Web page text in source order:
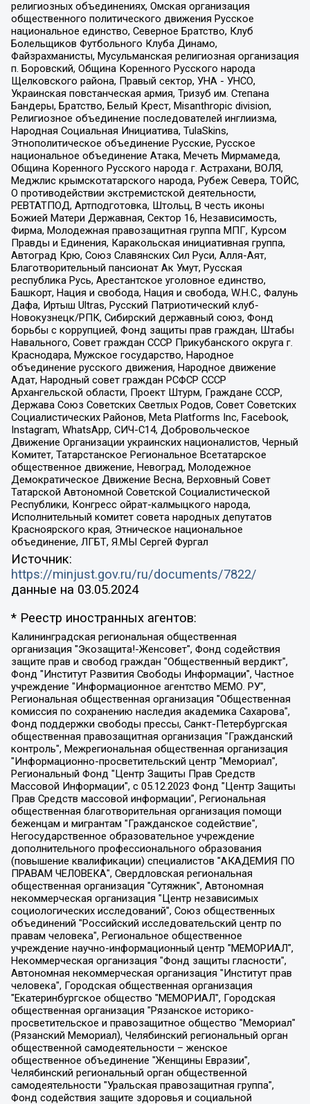
религиозных объединениях, Омская организация
общественного политического движения Русское
национальное единство, Северное Братство, Клуб
Болельщиков Футбольного Клуба Динамо,
Файзрахманисты, Мусульманская религиозная организация
п. Боровский, Община Коренного Русского народа
Щелковского района, Правый сектор, УНА - УНСО,
Украинская повстанческая армия, Тризуб им. Степана
Бандеры, Братство, Белый Крест, Misanthropic division,
Религиозное объединение последователей инглиизма,
Народная Социальная Инициатива, TulaSkins,
Этнополитическое объединение Русские, Русское
национальное объединение Атака, Мечеть Мирмамеда,
Община Коренного Русского народа г. Астрахани, ВОЛЯ,
Меджлис крымскотатарского народа, Рубеж Севера, ТОЙС,
О противодействии экстремистской деятельности,
РЕВТАТПОД, Артподготовка, Штольц, В честь иконы
Божией Матери Державная, Сектор 16, Независимость,
Фирма, Молодежная правозащитная группа МПГ, Курсом
Правды и Единения, Каракольская инициативная группа,
Автоград Крю, Союз Славянских Сил Руси, Алля-Аят,
Благотворительный пансионат Ак Умут, Русская
республика Русь, Арестантское уголовное единство,
Башкорт, Нация и свобода, Нация и свобода, W.H.С., Фалунь
Дафа, Иртыш Ultras, Русский Патриотический клуб-
Новокузнецк/РПК, Сибирский державный союз, Фонд
борьбы с коррупцией, Фонд защиты прав граждан, Штабы
Навального, Совет граждан СССР Прикубанского округа г.
Краснодара, Мужское государство, Народное
объединение русского движения, Народное движение
Адат, Народный совет граждан РСФСР СССР
Архангельской области, Проект Штурм, Граждане СССР,
Держава Союз Советских Светлых Родов, Совет Советских
Социалистических Районов, Meta Platforms Inc, Facebook,
Instagram, WhatsApp, СИЧ-С14, Добровольческое
Движение Организации украинских националистов, Черный
Комитет, Татарстанское Региональное Всетатарское
общественное движение, Невоград, Молодежное
Демократическое Движение Весна, Верховный Совет
Татарской Автономной Советской Социалистической
Республики, Конгресс ойрат-калмыцкого народа,
Исполнительный комитет совета народных депутатов
Красноярского края, Этническое национальное
объединение, ЛГБТ, Я.МЫ Сергей Фургал
Источник:
https://minjust.gov.ru/ru/documents/7822/
данные на 03.05.2024
* Реестр иностранных агентов:
Калининградская региональная общественная организация "Экозащита!-Женсовет", Фонд содействия защите прав и свобод граждан "Общественный вердикт", Фонд "Институт Развития Свободы Информации", Частное учреждение "Информационное агентство МЕМО. РУ", Региональная общественная организация "Общественная комиссия по сохранению наследия академика Сахарова", Фонд поддержки свободы прессы, Санкт-Петербургская общественная правозащитная организация "Гражданский контроль", Межрегиональная общественная организация "Информационно-просветительский центр "Мемориал", Региональный Фонд "Центр Защиты Прав Средств Массовой Информации", с 05.12.2023 Фонд "Центр Защиты Прав Средств массовой информации", Региональная общественная благотворительная организация помощи беженцам и мигрантам "Гражданское содействие", Негосударственное образовательное учреждение дополнительного профессионального образования (повышение квалификации) специалистов "АКАДЕМИЯ ПО ПРАВАМ ЧЕЛОВЕКА", Свердловская региональная общественная организация "Сутяжник", Автономная некоммерческая организация "Центр независимых социологических исследований", Союз общественных объединений "Российский исследовательский центр по правам человека", Региональное общественное учреждение научно-информационный центр "МЕМОРИАЛ", Некоммерческая организация "Фонд защиты гласности", Автономная некоммерческая организация "Институт прав человека", Городская общественная организация "Екатеринбургское общество "МЕМОРИАЛ", Городская общественная организация "Рязанское историко-просветительское и правозащитное общество "Мемориал" (Рязанский Мемориал), Челябинский региональный орган общественной самодеятельности – женское общественное объединение "Женщины Евразии", Челябинский региональный орган общественной самодеятельности "Уральская правозащитная группа", Фонд содействия защите здоровья и социальной справедливости имени Андрея Рылькова, Автономная Некоммерческая Организация "Аналитический Центр Юрия Левады", Автономная некоммерческая организация социальной поддержки населения "Проект Апрель", Региональная общественная организация помощи женщинам и детям, находящимся в кризисной ситуации "Информационно-методический центр "Анна", Фонд содействия развитию массовых коммуникаций и правовому просвещению "Так-так-Так", Фонд содействия устойчивому развитию "Серебряная тайга", Свердловский региональный общественный фонд социальных проектов "Новое время", "Idel.Реалии", Кавказ.Реалии, Крым.Реалии, Телеканал Настоящее Время, Татаро-башкирская служба Радио Свобода (Azatliq Radiosi), Радио Свободная Европа/Радио Свобода (PCE/PC), "Сибирь.Реалии", "Фактограф", Благотворительный фонд помощи осужденным и их семьям, Автономная некоммерческая организация "Институт глобализации и социальных движений", Фонд "В защиту прав заключенных", Частное учреждение "Центр поддержки и содействия развитию средств массовой информации", Пензенский региональный общественный благотворительный фонд "Гражданский союз", "Север.Реалии", Некоммерческая организация Фонд "Правовая инициатива", Общество с ограниченной ответственностью "Радио Свободная Европа/Радио Свобода", Чешское информационное агентство "MEDIUM-ORIENT", Красноярская региональная общественная организация "Мы против СПИДа", Камалягин Денис Николаевич, Маркелов Сергей Евгеньевич, Пономарев Лев Александрович, Савицкая Людмила Алексеевна, Автономная некоммерческая организация "Центр по работе с проблемой насилия "НАСИЛИЮ.НЕТ", Межрегиональный профессиональный союз работников здравоохранения "Альянс врачей", Юридическое лицо, зарегистрированное в Латвийской Республике, SIA "Medusa Project" (регистрационный номер 40103797863, дата регистрации 10.06.2014), Некоммерческая организация "Фонд по борьбе с коррупцией", Автономная некоммерческая организация "Институт права и публичной политики", Баданин Роман Сергеевич, Гликин Максим Александрович, Железнова Мария Михайловна, Лукьянова Юлия Сергеевна, Маетная Елизавета Витальевна, Маняхин Петр Борисович, Чуракова Ольга Владимировна, Ярош Юлия Петровна, Юридическое лицо "The Insider SIA", зарегистрированное в Риге, Латвийская Республика (дата регистрации 26.06.2015), являющееся администратором доменного имени интернет-издания "The Insider SIA", https://theins.ru, Постернак Алексей Евгеньевич, Рубин Михаил Аркадьевич, Анин Роман Александрович, Юридическое лицо Istories fonds, зарегистрированное в Латвийской Республике (регистрационный номер 50008295751, дата регистрации 24.02.2020), Великовский Дмитрий Александрович, Долинина Ирина Николаевна, Мароховская Алеся Алексеевна, Шлейнов Роман Юрьевич, Шмагун Олеся Валентиновна, Общество с ограниченной ответственностью "Альтаир 2021", Общество с ограниченной ответственностью "Вега 2021", Общество с ограниченной ответственностью "Главный редактор 2021", Общество с ограниченной ответственностью "Ромашки монолит", Важенков Артем Валерьевич, Ивановская областная общественная организация "Центр гендерных исследований", Гурман Юрий Альбертович, Медиапроект "ОВД-Инфо", Егоров Владимир Владимирович, Жилинский Владимир Александрович, Общество с ограниченной ответственностью "ЗП", Иванова София Юрьевна, Карезина Инна Павловна, Кильтау Екатерина Викторовна, Петров Алексей Викторович, Пискунов Сергей Евгеньевич, Смирнов Сергей Сергеевич, Тихонов Михаил Сергеевич, Общество с ограниченной ответственностью "ЖУРНАЛИСТ-ИНОСТРАННЫЙ АГЕНТ", Арапова Галина Юрьевна, Вольтская Татьяна Анатольевна, Американская компания "Mason G.E.S. Anonymous Foundation" (США), являющаяся владельцем интернет-издания https://mnews.world/, Компания "Stichting Bellingcat", зарегистрированная в Нидерландах (дата регистрации 11.07.2018), Захаров Андрей Вячеславович, Клепиковская Екатерина Дмитриевна, Общество с ограниченной ответственностью "МЕМО", Перл Роман Александрович, Симонов Евгений Алексеевич, Соловьева Елена Анатольевна, Сотников Даниил Владимирович, Сурначева Елизавета Дмитриевна, Автономная некоммерческая организация по защите прав человека и информированию населения "Якутия – Наше Мнение", Общество с ограниченной ответственностью "Москоу диджитал медиа", с 26.01.2023 Общество с ограниченной ответственностью "Чайка Белые сады", Ветошкина Валерия Валерьевна, Заговора Максим Александрович, Межрегиональное общественное движение "Российская ЛГБТ - сеть", Оленичев Максим Владимирович, Павлов Иван Юрьевич, Скворцова Елена Сергеевна, Общество с ограниченной ответственностью "Как бы инагент", Кочетков Игорь Викторович, Общество с ограниченной ответственностью "Честные выборы", Еланчик Олег Александрович, Общество с ограниченной ответственностью "Нобелевский призыв", Гималова Регина Эмилевна, Григорьев Андрей Валерьевич, Григорьева Алина Александровна, Ассоциация по содействию защите прав призывников, альтернативнослужащих и военнослужащих "Правозащитная группа "Гражданин.Армия.Право", Хисамова Регина Фаритовна, Автономная некоммерческая организация по реализации социально-правовых программ "Лилит", Дальневосточное общественное движение "Маяк", Санкт-Петербургская ЛГБТ-инициативная группа "Выход", Инициативная группа ЛГБТ+ "Реверс", Алексеев Андрей Викторович, Бекбулатова Таисия Львовна, Беляев Иван Михайлович, Владыкина Елена Сергеевна, Гельман Марат Александрович, Никульшина Вероника Юрьевна, Толоконникова Надежда Андреевна, Шендерович Виктор Анатольевич, Общество с ограниченной ответственностью "Данное сообщение", Общество с ограниченной ответственностью Издательский дом "Новая глава", Айнбиндер Александра Александровна, Московский комьюнити-центр для ЛГБТ+инициатив, Благотворительный фонд развития филантропии, Deutsche Welle (Германия, Kurt-Schumacher-Strasse 3, 53113 Bonn), Борзунова Мария Михайловна, Воробьев Виктор Викторович, Голубева Анна Львовна, Константинова Алла Михайловна, Малкова Ирина Владимировна, Мурадов Мурад Абдулгалимович, Осетинская Елизавета Николаевна, Понасенков Евгений Николаевич, Ганапольский Матвей Юрьевич, Киселев Евгений Алексеевич, Борухович Ирина Григорьевна, Дремин Иван Тимофеевич, Дубровский Дмитрий Викторович, Красноярская региональная общественная организация поддержки и развития альтернативных образовательных технологий и межкультурных коммуникаций "ИНТЕРРА", Маяковская Екатерина Алексеевна, Фейгин Марк Захарович, Филимонов Андрей Викторович, Дзугкоева Регина Николаевна, Доброхотов Роман Александрович, Дудь Юрий Александрович, Елкин Сергей Владимирович, Кругликов Кирилл Игоревич, Сабунаева Мария Леонидовна, Семенов Алексей Владимирович, Шаинян Карен Багратович, Шульман Екатерина Михайловна, Асафьев Артур Валерьевич, Вахштайн Виктор Семенович, Венедиктов Алексей Алексеевич, Лушникова Екатерина Евгеньевна, Волков Леонид Михайлович, Невзоров Александр Глебович, Пархоменко Сергей Борисович, Сироткин Ярослав Николаевич, Кара-Мурза Владимир Владимирович, Баранова Наталья Владимировна, Гозман Леонид Яковлевич, Кагарлицкий Борис Юльевич, Климарев Михаил Валерьевич, Милов Владимир Станиславович, Автономная некоммерческая организация Краснодарский центр современного искусства "Типография", Моргенштерн Алишер Тагирович, Соболь Любовь Эдуардовна, Общество с ограниченной ответственностью "ЛИЗА НОРМ", Каспаров Гарри Кимович, Ходорковский Михаил Борисович, Общество с ограниченной ответственностью "Апрельские тезисы", Данилович Ирина Брониславовна, Кашин Олег Владимирович, Петров Николай Владимирович, Пивоваров Алексей Владимирович, Соколов Михаил Владимирович, Цветкова Юлия Владимировна, Чичваркин Евгений Александрович, Комитет против пыток/Команда против пыток, Общество с ограниченной ответственностью "Первый научный", Общество с ограниченной ответственностью "Вертолет и ко", Белоцерковская Вероника Борисовна, Кац Максим Евгеньевич, Лазарева Татьяна Юрьевна, Шаведдинов Руслан Табризович, Яшин Илья Валерьевич, Общество с ограниченной ответственностью "Иноагент ААВ", Алешковский Дмитрий Петрович, Альбац Евгения Марковна, Быков Дмитрий Львович, Галямина Юлия Евгеньевна, Лойко Сергей Леонидович, Мартынов Кирилл Константинович, Медведев Сергей Александрович, Крашенинников Федор Геннадиевич, Гордеева Катерина Вл